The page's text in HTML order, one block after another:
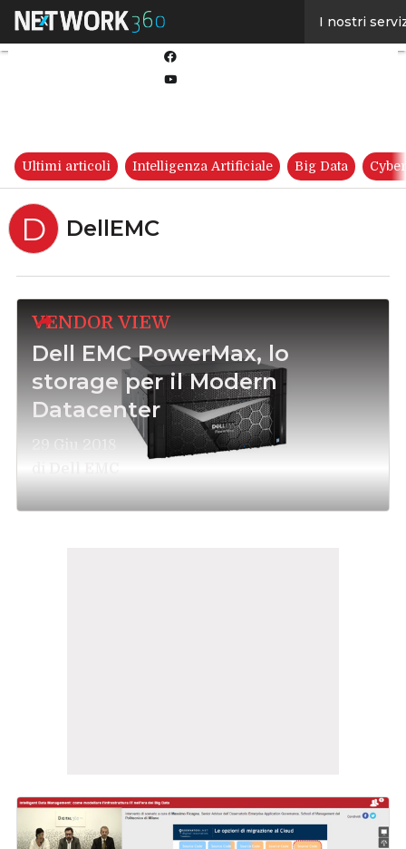
I nostri
Ultimi articoli Intelligenza Artificiale Big Data
D DellEMC
VENDOR VIEW
Dell EMC PowerMax, lo
storage per il Modern
Datacenter